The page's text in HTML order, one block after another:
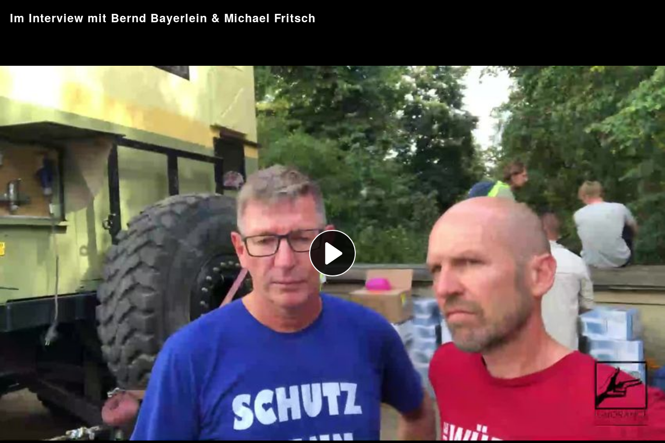
Im Interview mit Bernd Bayerlein & Michael Fritsch
Play
Video